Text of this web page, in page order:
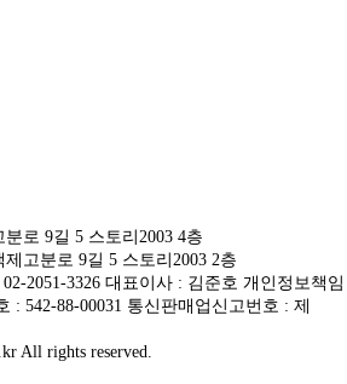
로 9길 5 스토리2003 4층
고분로 9길 5 스토리2003 2층
2051-3326 대표이사 : 김준호 개인정보책임
: 542-88-00031 통신판매업신고번호 : 제
All rights reserved.